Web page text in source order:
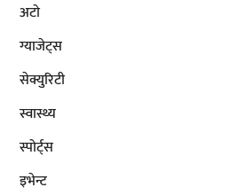
अटाे
ग्याजेट्स
सेक्युरिटी
स्वास्थ्य
स्पोर्ट्स
इभेन्ट